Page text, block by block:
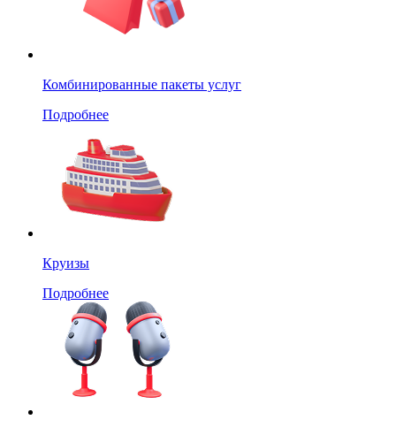
Комбинированные пакеты услуг
Подробнее
Круизы
Подробнее